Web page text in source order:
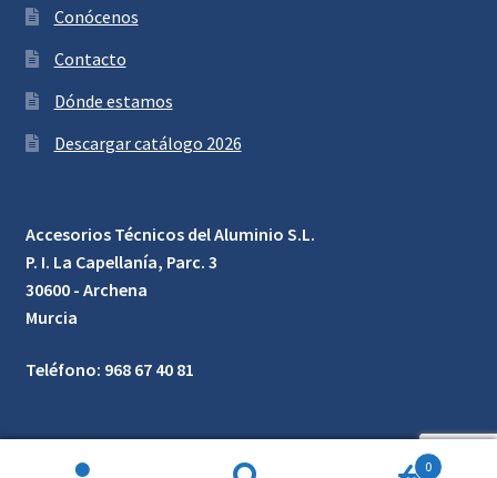
Conócenos
Contacto
Dónde estamos
Descargar catálogo 2026
Accesorios Técnicos del Aluminio S.L.
P. I. La Capellanía, Parc. 3
30600 - Archena
Murcia
Teléfono: 968 67 40 81
0